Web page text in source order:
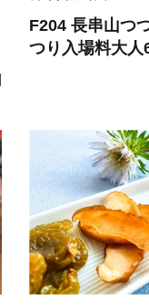
F204 長串山つ
つり入場料大人